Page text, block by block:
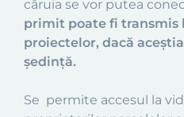
căruia se vor putea
primit poate fi transmis
proiectelor, dacă
ședință.
Se permite accesul la